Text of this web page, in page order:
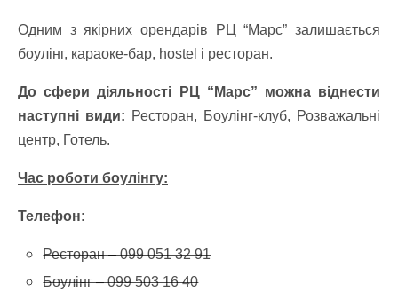
Одним з якірних орендарів РЦ “Марс” залишається
боулінг, караоке-бар, hostel і ресторан.
До сфери діяльності РЦ “Марс” можна віднести
наступні види: Ресторан, Боулінг-клуб, Розважальні
центр, Готель.
Час роботи боулінгу:
Телефон:
Ресторан – 099 051 32 91
Боулінг – 099 503 16 40